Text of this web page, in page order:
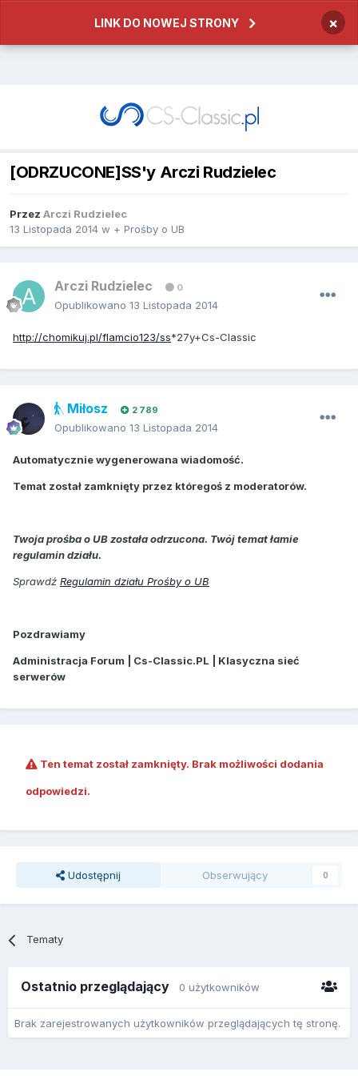
LINK DO NOWEJ STRONY ×
[ODRZUCONE]SS'y Arczi Rudzielec
Przez Arczi Rudzielec
13 Listopada 2014 w + Prośby o UB
Arczi Rudzielec 0
Opublikowano 13 Listopada 2014
http://chomikuj.pl/flamcio123/ss*27y+Cs-Classic
Miłosz 2 789
Opublikowano 13 Listopada 2014
Automatycznie wygenerowana wiadomość.
Temat został zamknięty przez któregoś z moderatorów.
Twoja prośba o UB została odrzucona. Twój temat łamie
regulamin działu.
Sprawdź Regulamin działu Prośby o UB
Pozdrawiamy
Administracja Forum | Cs-Classic.PL | Klasyczna sieć
serwerów
Ten temat został zamknięty. Brak możliwości dodania
odpowiedzi.
Udostępnij Obserwujący 0
Tematy
Ostatnio przeglądający 0 użytkowników
Brak zarejestrowanych użytkowników przeglądających tę stronę.